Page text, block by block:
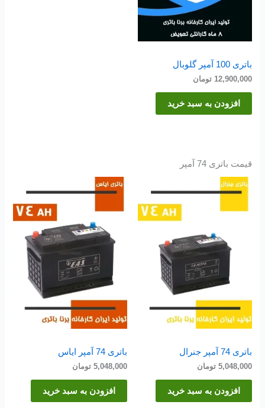
باتری 100 آمپر گلوبال
12,900,000 تومان
افزودن به سبد خرید
قیمت باتری 74 آمپر
باتری 74 آمپر جنرال
5,048,000 تومان
افزودن به سبد خرید
باتری 74 آمپر ایاس
5,048,000 تومان
افزودن به سبد خرید